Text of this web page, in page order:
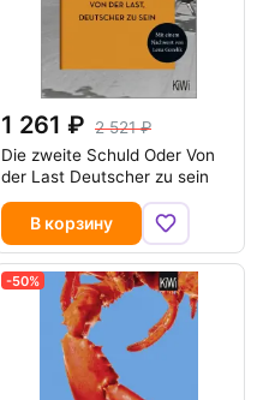
1 261
2 521
Die zweite Schuld Oder Von
der Last Deutscher zu sein
В корзину
-50%